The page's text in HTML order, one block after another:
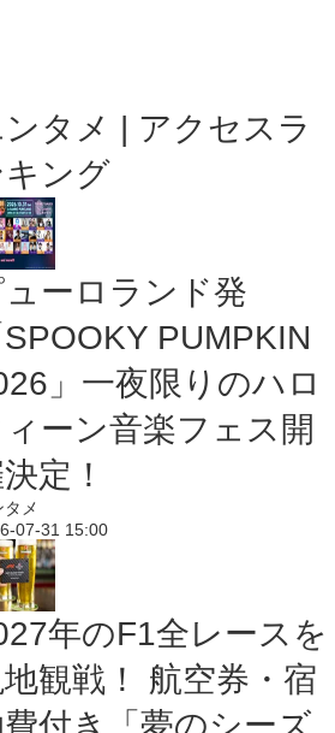
タメ | アクセスラ
ング
ーロランド発
PUMPKIN
」一夜限りのハロ
ーン音楽フェス開
定！
タメ
07-31 15:00
年のF1全レースを
観戦！ 航空券・宿
付き「夢のシーズ